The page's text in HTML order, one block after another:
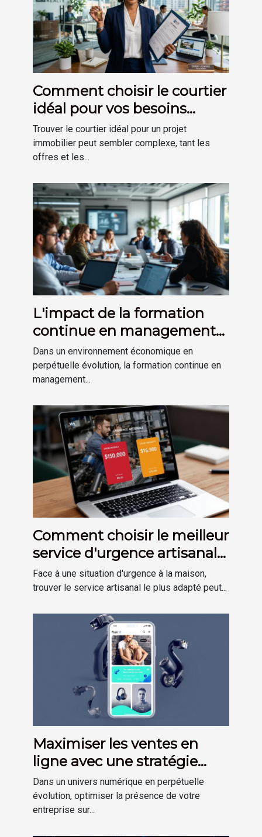
Comment choisir le courtier
idéal pour vos besoins
immobiliers ?
Trouver le courtier idéal pour un projet
immobilier peut sembler complexe, tant les
offres et les...
L'impact de la formation
continue en management
sur la performance
d'entreprise
Dans un environnement économique en
perpétuelle évolution, la formation continue en
management...
Comment choisir le meilleur
service d'urgence artisanale
?
Face à une situation d'urgence à la maison,
trouver le service artisanal le plus adapté peut...
Maximiser les ventes en
ligne avec une stratégie
omni-canal efficace
Dans un univers numérique en perpétuelle
évolution, optimiser la présence de votre
entreprise sur...